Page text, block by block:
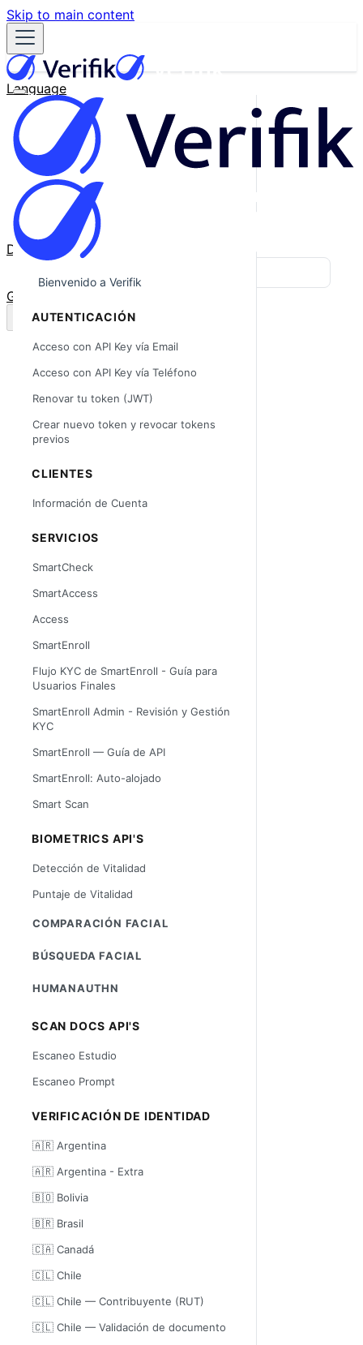
Skip to main content
Language
English
Español
Français
Português
한국어
日本語
中文
Docs
GitHub
Bienvenido a Verifik
AUTENTICACIÓN
Acceso con API Key vía Email
Acceso con API Key vía Teléfono
Renovar tu token (JWT)
Crear nuevo token y revocar tokens
previos
CLIENTES
Información de Cuenta
SERVICIOS
SmartCheck
SmartAccess
Access
SmartEnroll
Flujo KYC de SmartEnroll - Guía para
Usuarios Finales
SmartEnroll Admin - Revisión y Gestión
KYC
SmartEnroll — Guía de API
SmartEnroll: Auto-alojado
Smart Scan
BIOMETRICS API'S
Detección de Vitalidad
Puntaje de Vitalidad
COMPARACIÓN FACIAL
BÚSQUEDA FACIAL
HUMANAUTHN
SCAN DOCS API'S
Escaneo Estudio
Escaneo Prompt
VERIFICACIÓN DE IDENTIDAD
🇦🇷 Argentina
🇦🇷 Argentina - Extra
🇧🇴 Bolivia
🇧🇷 Brasil
🇨🇦 Canadá
🇨🇱 Chile
🇨🇱 Chile — Contribuyente (RUT)
🇨🇱 Chile — Validación de documento